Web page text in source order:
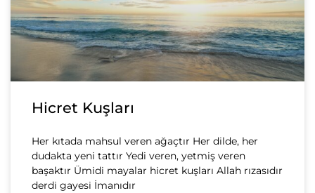
Hicret Kuşları
Her kıtada mahsul veren ağaçtır Her dilde, her
dudakta yeni tattır Yedi veren, yetmiş veren
başaktır Ümidi mayalar hicret kuşları Allah rızasıdır
derdi gayesi İmanıdır